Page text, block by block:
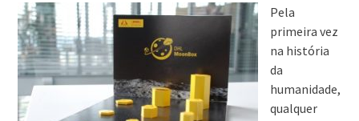
Pela
primeira vez
na história
da
humanidade,
qualquer